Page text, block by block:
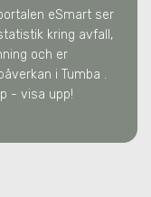
eSmart ser
kring avfall,
och er
i Tumba .
- visa upp!